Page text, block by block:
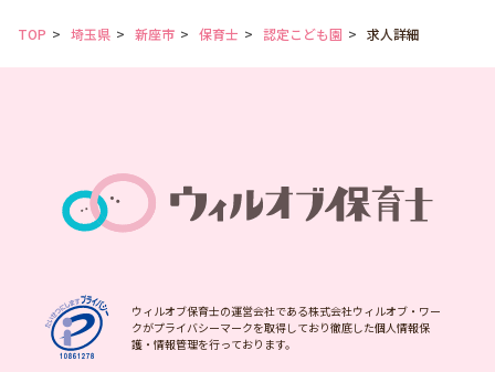
TOP 埼玉県 新座市 保育士 認定こども園 求人詳細
ウィルオブ保育士の運営会社である株式会社ウィルオブ・ワー
クがプライバシーマークを取得しており徹底した個人情報保
護・情報管理を行っております。